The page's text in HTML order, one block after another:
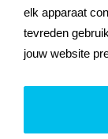
elk apparaat
tevreden
jouw website